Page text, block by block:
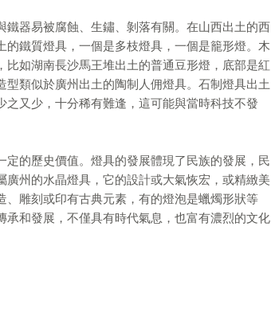
器易被腐蝕、生鏽、剝落有關。在山西出土的西
鐵質燈具，一個是多枝燈具，一個是籠形燈。木
如湖南長沙馬王堆出土的普通豆形燈，底部是紅
類似於廣州出土的陶制人佣燈具。石制燈具出土
又少，十分稀有難逢，這可能與當時科技不發
的歷史價值。燈具的發展體現了民族的發展，民
州的水晶燈具，它的設計或大氣恢宏，或精緻美
雕刻或印有古典元素，有的燈泡是蠟燭形狀等
和發展，不僅具有時代氣息，也富有濃烈的文化